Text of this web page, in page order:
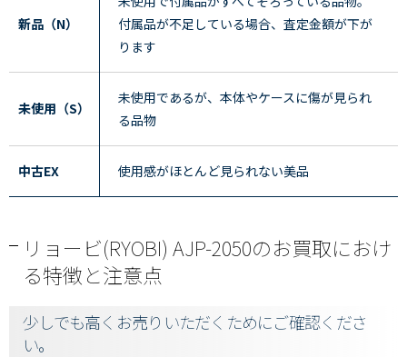
新品（N）
付属品が不足している場合、査定金額が下が
ります
未使用（S）
未使用であるが、本体やケースに傷が見られ
る品物
中古EX 使用感がほとんど見られない美品
リョービ(RYOBI) AJP-2050のお買取におけ
る特徴と注意点
少しでも高くお売りいただくためにご確認くださ
い。